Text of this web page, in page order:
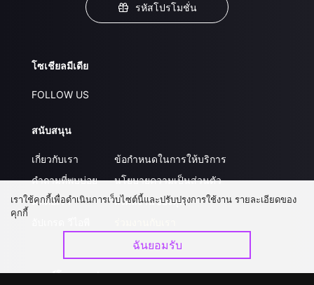
รหัสโปรโมชั่น
โซเชียลมีเดีย
FOLLOW US
สนับสนุน
เกี่ยวกับเรา
คำถามที่พบบ่อย
ติดต่อเรา
ข้อกำหนดในการให้บริการ
นโยบายความเป็นส่วนตัว
ส่งผลงานของคุณ
ดาวน์โหลดแอป
เราใช้คุกกี้เพื่อดำเนินการเว็บไซต์นี้และปรับปรุงการใช้งาน รายละเอียดของ
คุกกี้
ฉันยอมรับ